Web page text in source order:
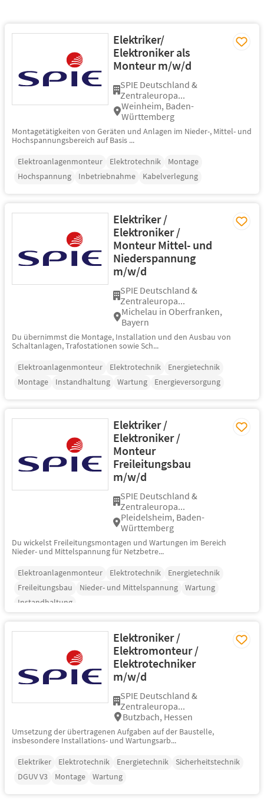
Elektriker/
Elektroniker als
Monteur m/w/d
SPIE Deutschland &
Zentraleuropa...
Weinheim, Baden-
Württemberg
Montagetätigkeiten von Geräten und Anlagen im Nieder-, Mittel- und
Hochspannungsbereich auf Basis ...
Elektroanlagenmonteur
Elektrotechnik
Montage
Hochspannung
Inbetriebnahme Kabelverlegung
Elektriker /
Elektroniker /
Monteur Mittel- und
Niederspannung
m/w/d
SPIE Deutschland &
Zentraleuropa...
Michelau in Oberfranken,
Bayern
Du übernimmst die Montage, Installation und den Ausbau von
Schaltanlagen, Trafostationen sowie Sch...
Elektroanlagenmonteur
Elektrotechnik
Energietechnik
Montage
Instandhaltung Wartung Energieversorgung
Elektriker /
Elektroniker /
Monteur
Freileitungsbau
m/w/d
SPIE Deutschland &
Zentraleuropa...
Pleidelsheim, Baden-
Württemberg
Du wickelst Freileitungsmontagen und Wartungen im Bereich
Nieder- und Mittelspannung für Netzbetre...
Elektroanlagenmonteur
Elektrotechnik
Energietechnik
Freileitungsbau
Nieder- und Mittelspannung
Wartung
Instandhaltung
Elektroniker /
Elektromonteur /
Elektrotechniker
m/w/d
SPIE Deutschland &
Zentraleuropa...
Butzbach, Hessen
Umsetzung der übertragenen Aufgaben auf der Baustelle,
insbesondere Installations- und Wartungsarb...
Elektriker
Elektrotechnik Energietechnik
Sicherheitstechnik
DGUV V3
Montage Wartung